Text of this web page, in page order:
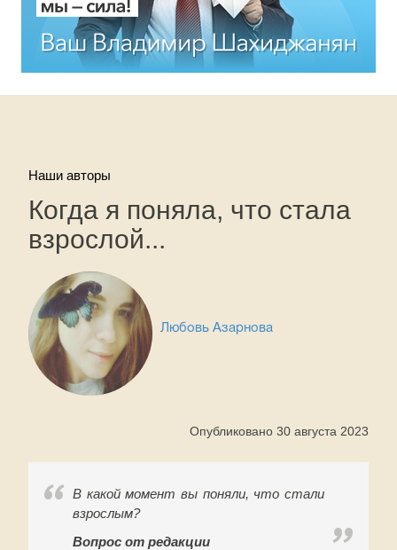
Наши авторы
Когда я поняла, что стала
взрослой...
Любовь Азарнова
Опубликовано 30 августа 2023
В какой момент вы поняли, что стали
взрослым?
Вопрос от редакции